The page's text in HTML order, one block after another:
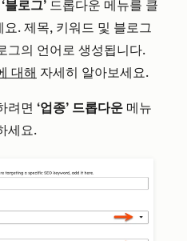
‘블로그’ 드롭다운 메뉴를 클
요. 제목, 키워드 및 블로그
그의 언어로 생성됩니다.
대해 자세히 알아보세요.
려면 ‘업종’ 드롭다운 메뉴
세요.